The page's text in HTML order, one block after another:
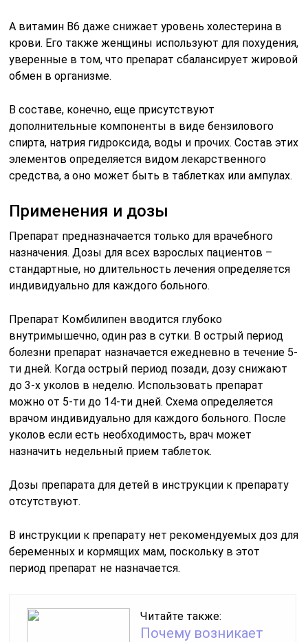
А витамин В6 даже снижает уровень холестерина в
крови. Его также женщины используют для похудения,
уверенные в том, что препарат сбалансирует жировой
обмен в организме.
В составе, конечно, еще присутствуют
дополнительные компоненты в виде бензилового
спирта, натрия гидроксида, воды и прочих. Состав этих
элементов определяется видом лекарственного
средства, а оно может быть в таблетках или ампулах.
Применения и дозы
Препарат предназначается только для врачебного
назначения. Дозы для всех взрослых пациентов –
стандартные, но длительность лечения определяется
индивидуально для каждого больного.
Препарат Комбилипен вводится глубоко
внутримышечно, один раз в сутки. В острый период
болезни препарат назначается ежедневно в течение 5-
ти дней. Когда острый период позади, дозу снижают
до 3-х уколов в неделю. Использовать препарат
можно от 5-ти до 14-ти дней. Схема определяется
врачом индивидуально для каждого больного. После
уколов если есть необходимость, врач может
назначить недельный прием таблеток.
Дозы препарата для детей в инструкции к препарату
отсутствуют.
В инструкции к препарату нет рекомендуемых доз для
беременных и кормящих мам, поскольку в этот
период препарат не назначается.
Читайте также:
Почему возникает